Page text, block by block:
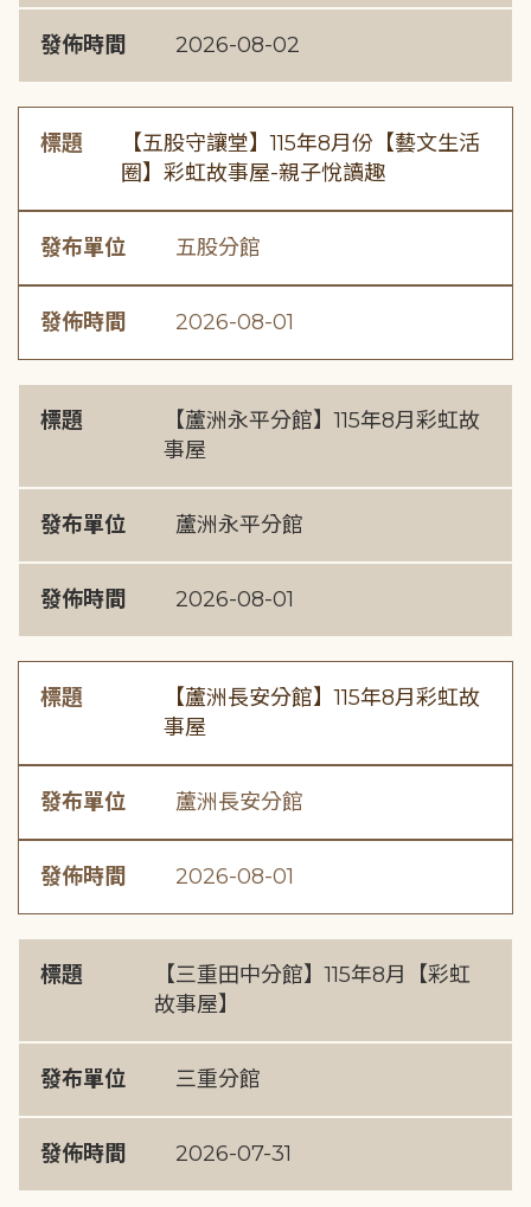
發佈時間 2026-08-02
標題
【五股守讓堂】115年8月份【藝文生活
圈】彩虹故事屋-親子悅讀趣
發布單位 五股分館
發佈時間 2026-08-01
標題
【蘆洲永平分館】115年8月彩虹故
事屋
發布單位 蘆洲永平分館
發佈時間 2026-08-01
標題
【蘆洲長安分館】115年8月彩虹故
事屋
發布單位 蘆洲長安分館
發佈時間 2026-08-01
標題
【三重田中分館】115年8月【彩虹
故事屋】
發布單位 三重分館
發佈時間 2026-07-31